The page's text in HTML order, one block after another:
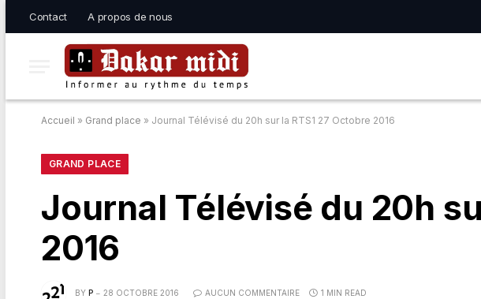
Contact A propos de nous
Accueil » Grand place » Journal Télévisé du 20h sur la RTS1 27 Octobre 2016
GRAND PLACE
Journal Télévisé du 20h
2016
BY P 28 OCTOBRE 2016 AUCUN COMMENTAIRE 1 MIN READ